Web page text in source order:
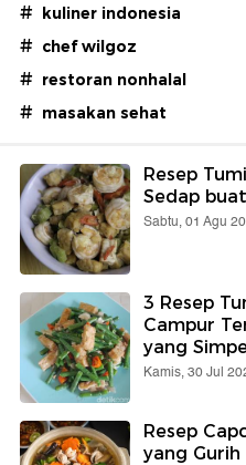
# kuliner indonesia
# chef wilgoz
# restoran nonhalal
# masakan sehat
Resep
Sedap
Sabtu, 01 Agu
3 Resep
Campur
yang
Kamis, 30 Jul
Resep
yang Gurih